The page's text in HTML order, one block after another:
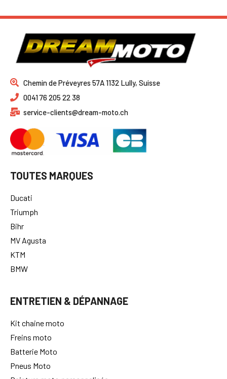
Chemin de Préveyres 57A 1132 Lully, Suisse
0041 76 205 22 38
service-clients@dream-moto.ch
TOUTES MARQUES
Ducati
Triumph
Bihr
MV Agusta
KTM
ENTRETIEN & DÉPANNAGE
Kit chaine moto
Freins moto
Batterie Moto